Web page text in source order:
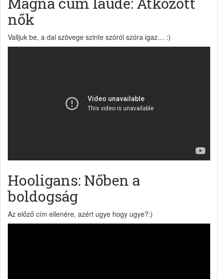
nők
Valljuk be, a dal szövege szinte szóról szóra igaz… :)
Hooligans: Nőben a
boldogság
Az előző cím ellenére, azért ugye hogy ugye?:)